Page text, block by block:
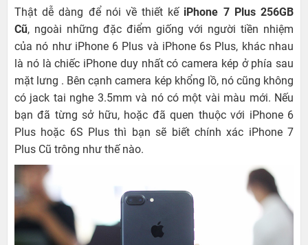
Thật dễ dàng để nói về thiết kếiPhone 7 Plus 256GB
Cũ, ngoài những đặc điểm giống với người tiền nhiệm
của nó như iPhone 6 Plus và iPhone 6s Plus, khác nhau
là nó là chiếc iPhone duy nhất có camera kép ở phía sau
mặt lưng . Bên cạnh camera kép khổng lồ, nó cũng không
có jack tai nghe 3.5mm và nó có một vài màu mới. Nếu
bạn đã từng sở hữu, hoặc đã quen thuộc với iPhone 6
Plus hoặc 6S Plus thì bạn sẽ biết chính xác iPhone 7
Plus Cũ trông như thế nào.